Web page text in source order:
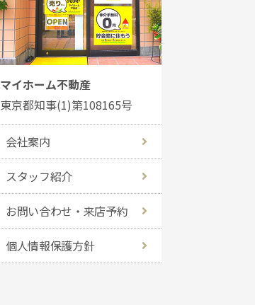
マイホーム不動産
東京都知事(1)第108165号
会社案内
スタッフ紹介
お問い合わせ・来店予約
個人情報保護方針